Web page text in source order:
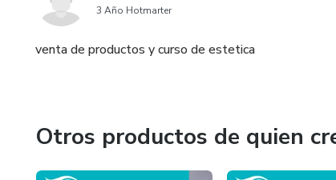
3 Año Hotmarter
venta de productos y curso de estetica
Otros productos de quien